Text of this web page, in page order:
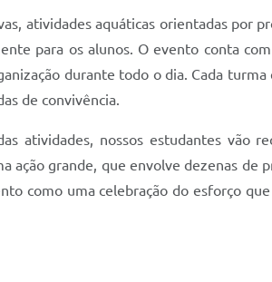
atividades aquáticas orientadas por
para os alunos. O evento conta
durante todo o dia. Cada
de convivência.
atividades, nossos estudantes vão
ação grande, que envolve dezenas
como uma celebração do esforço